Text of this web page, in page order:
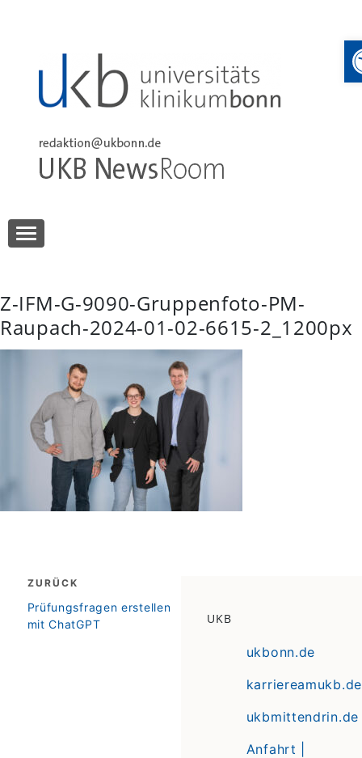
UKB NewsRoom
Z-IFM-G-9090-Gruppenfoto-PM-
Raupach-2024-01-02-6615-2_1200px
Beitragsnavigation
ZURÜCK
zurück
Prüfungsfragen erstellen
mit ChatGPT
UKB
ukbonn.de
karriereamukb.de
ukbmittendrin.de
Anfahrt |